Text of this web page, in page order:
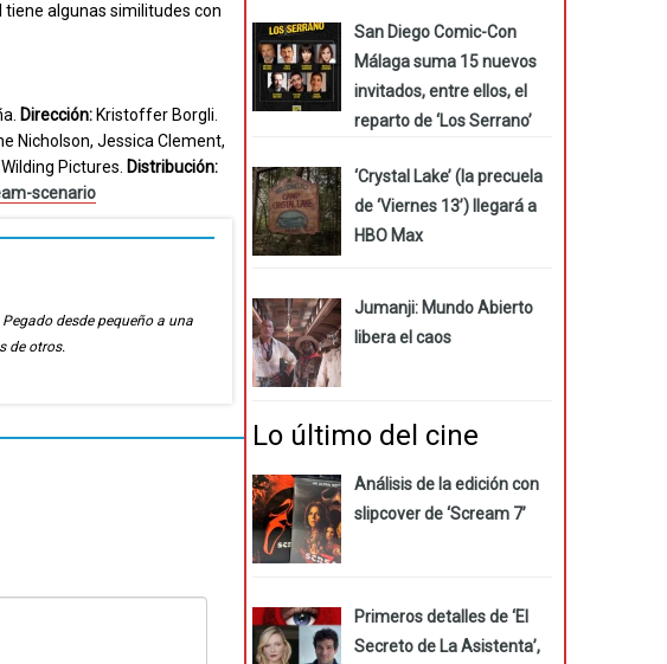
tiene algunas similitudes con
Dirección:Kristoffer Borgli.
Nicholson, Jessica Clement,
Pictures. Distribución:
scenario
desde pequeño a una
de otros.
San Diego Comic-Con
Málaga suma 15 nuevos
invitados, entre ellos, el
reparto de ‘Los Serrano’
‘Crystal Lake’ (la precuela
de ‘Viernes 13’) llegará a
HBO Max
Jumanji: Mundo Abierto
libera el caos
Lo último del cine
Análisis de la edición con
slipcover de ‘Scream 7’
Primeros detalles de ‘El
Secreto de La Asistenta’,